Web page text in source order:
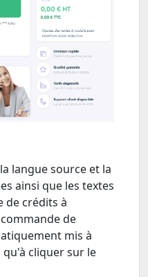
langue source et la
ainsi que les textes
de crédits à
de
mis à
qu'à cliquer sur le